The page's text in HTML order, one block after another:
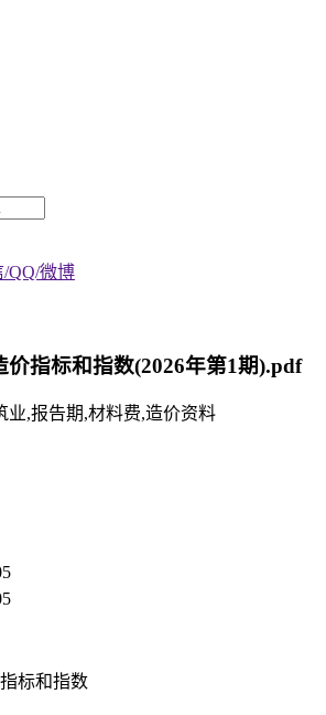
QQ/微博
价指标和指数(2026年第1期).pdf
标和指数